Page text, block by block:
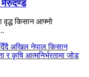
मेरुदण्ड
वृद्ध किसान आफ्नो